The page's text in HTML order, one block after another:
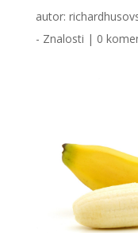
autor:
- Znalosti | 0